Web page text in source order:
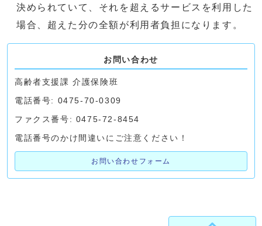
決められていて、それを超えるサービスを利用した
場合、超えた分の全額が利用者負担になります。
お問い合わせ
高齢者支援課 介護保険班
電話番号: 0475-70-0309
ファクス番号: 0475-72-8454
電話番号のかけ間違いにご注意ください！
お問い合わせフォーム